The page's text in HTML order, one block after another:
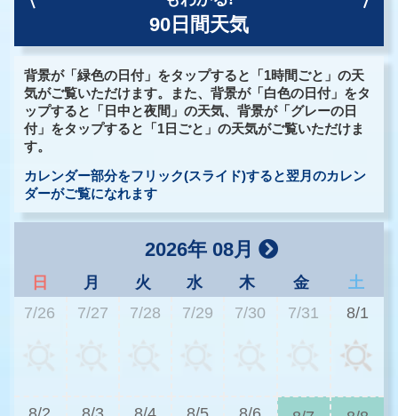
90日間天気
背景が「緑色の日付」をタップすると「1時間ごと」の天
気がご覧いただけます。また、背景が「白色の日付」をタ
ップすると「日中と夜間」の天気、背景が「グレーの日
付」をタップすると「1日ごと」の天気がご覧いただけま
す。
カレンダー部分をフリック(スライド)すると翌月のカレン
ダーがご覧になれます
2026年 08月
日 月 火 水 木 金
土
7/26
7/27 7/28 7/29 7/30 7/31 8/1